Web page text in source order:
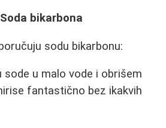
bikarbona
sodu bikarbonu:
u malo vode i obrišem
fantastično bez ikakvih